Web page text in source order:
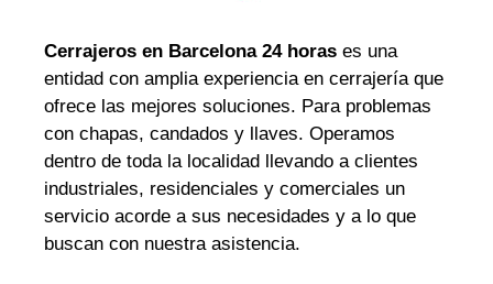
Cerrajeros en Barcelona 24 horas es una
entidad con amplia experiencia en cerrajería que
ofrece las mejores soluciones. Para problemas
con chapas, candados y llaves. Operamos
dentro de toda la localidad llevando a clientes
industriales, residenciales y comerciales un
servicio acorde a sus necesidades y a lo que
buscan con nuestra asistencia.